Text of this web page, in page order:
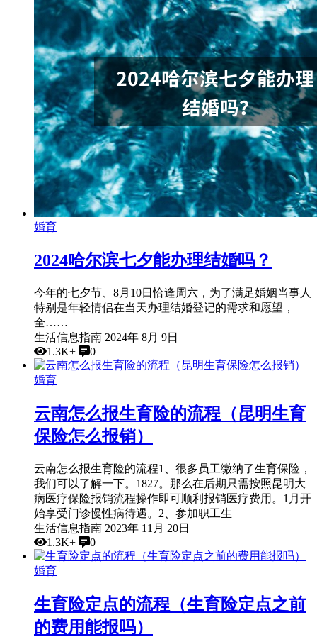
婚育
2024哈尔滨七夕能办理结婚吗？
今年的七夕节、8月10日恰逢周六，为了满足婚姻当事人
特别是年轻情侣在当天办理结婚登记的需求和愿望，
全……
生活信息指南 2024年 8月 9日
1.3K+
0
婚育
云南怎么报生育险的流程（昆明生育
保险怎么报销）
云南怎么报生育险的流程1、很多员工缴纳了生育保险，
我们可以了解一下。1827。那么在后期只需按照昆明大
病医疗保险报销流程操作即可顺利报销医疗费用。1月开
始享受门诊慢性病待遇。2、参加职工生
生活信息指南 2023年 11月 20日
1.3K+
0
婚育
生育险定点的流程（生育险定点之前
的费用能报吗）